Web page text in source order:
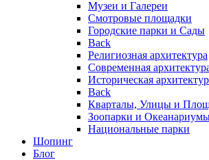
Музеи и Галереи
Смотровые площадки
Городские парки и Сады
Back
Религиозная архитектура
Современная
Историческая
Back
Кварталы, Улицы и
Зоопарки и
Национальные парки
Шопинг
Блог